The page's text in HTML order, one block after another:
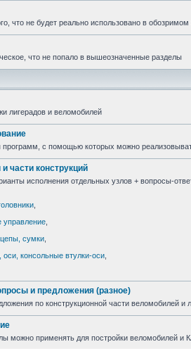
что не будет реально использовано в
что не попало в вышеозначенные разделы
лигерадов и веломобилей
программ, с помощью которых можно
части конструкций
исполнения отдельных узлов + вопросы-
управление
сумки
оси, консольные втулки-оси
и предложения (разное)
по конструкционной части веломобилей и
можно применять для постройки веломобилей и